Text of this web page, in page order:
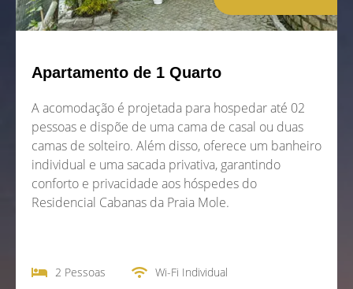
Apartamento de 1 Quarto
A acomodação é projetada para hospedar até 02
pessoas e dispõe de uma cama de casal ou duas
camas de solteiro. Além disso, oferece um banheiro
individual e uma sacada privativa, garantindo
conforto e privacidade aos hóspedes do
Residencial Cabanas da Praia Mole.
2 Pessoas Wi-Fi Individual